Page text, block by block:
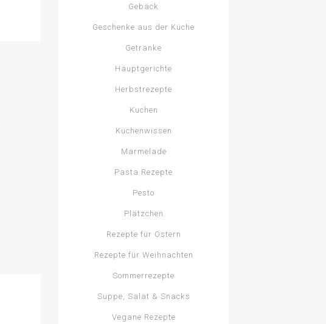
Gebäck
Geschenke aus der Küche
Getränke
Hauptgerichte
Herbstrezepte
Kuchen
Küchenwissen
Marmelade
Pasta Rezepte
Pesto
Plätzchen
Rezepte für Ostern
Rezepte für Weihnachten
Sommerrezepte
Suppe, Salat & Snacks
Vegane Rezepte